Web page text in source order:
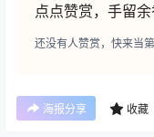
点点赞赏，手留
还没有人赞赏，快来当
海报分享 收藏